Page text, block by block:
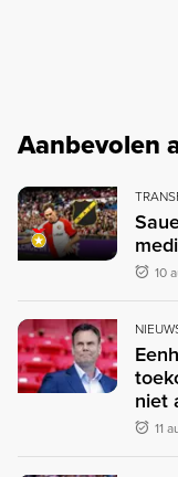
Aanbevolen
10
niet
11